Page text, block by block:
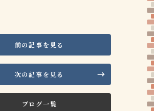
前の記事を見る
ブログ一覧
次の記事を見る